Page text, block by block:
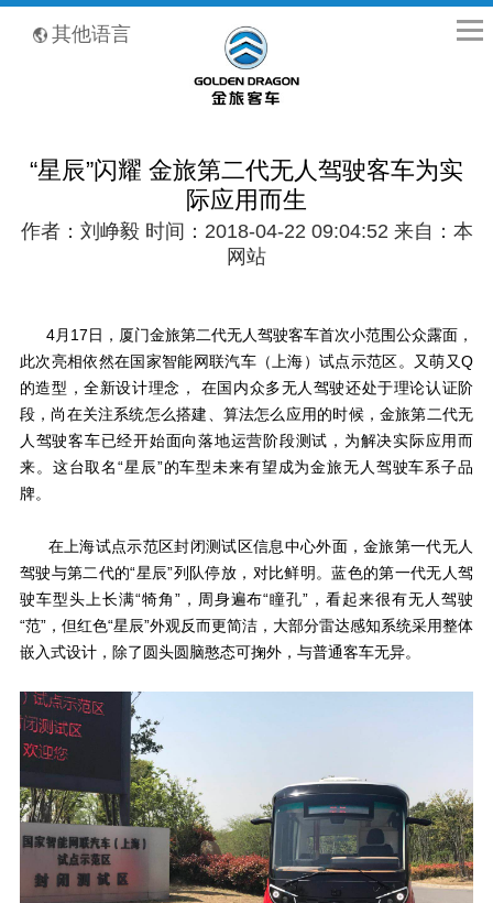
其他语言
“星辰”闪耀 金旅第二代无人驾驶客车为实
际应用而生
作者：刘峥毅 时间：2018-04-22 09:04:52 来自：本
网站
4月 17日，厦门金旅第二代无人驾驶客车首次小范围公众露面，
此次亮相依然在国家智能网联汽车（上海）试点示范区。又萌又Q
的造型，全新设计理念， 在国内众多无人驾驶还处于理论认证阶
段，尚在关注系统怎么搭建、算法怎么应用的时候，金旅第二代无
人驾驶客车已经开始面向落地运营阶段测试，为解决实际应用而
来。这台取名“星辰”的车型未来有望成为金旅无人驾驶车系子品
牌。
在上海试点示范区封闭测试区信息中心外面，金旅第一代无人
驾驶与第二代的“星辰”列队停放，对比鲜明。蓝色的第一代无人驾
驶车型头上长满“犄角”，周身遍布“瞳孔”，看起来很有无人驾驶
“范”，但红色“星辰”外观反而更简洁，大部分雷达感知系统采用整体
嵌入式设计，除了圆头圆脑憨态可掬外，与普通客车无异。